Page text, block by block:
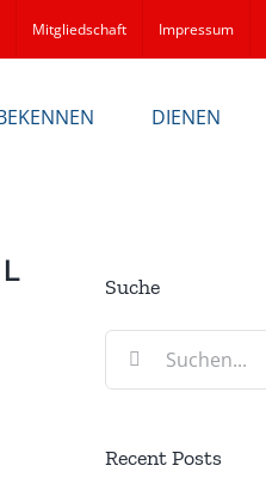
Mitgliedschaft Impressum
DIENEN
Suche
Suche
Recent Posts